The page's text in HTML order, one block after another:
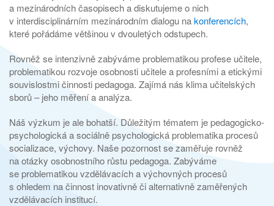
a mezinárodních časopisech a diskutujeme o nich
v interdisciplinárním mezinárodním dialogu nakonferencích,
které pořádáme většinou v dvouletých odstupech.
Rovněž se intenzivně zabýváme problematikou profese učitele,
problematikou rozvoje osobnosti učitele a profesními a etickými
souvislostmi činnosti pedagoga. Zajímá nás klima učitelských
sborů – jeho měření a analýza.
Náš výzkum je ale bohatší. Důležitým tématem je pedagogicko-
psychologická a sociálně psychologická problematika procesů
socializace, výchovy. Naše pozornost se zaměřuje rovněž
na otázky osobnostního růstu pedagoga. Zabýváme
se problematikou vzdělávacích a výchovných procesů
s ohledem na činnost inovativně či alternativně zaměřených
vzdělávacích institucí.